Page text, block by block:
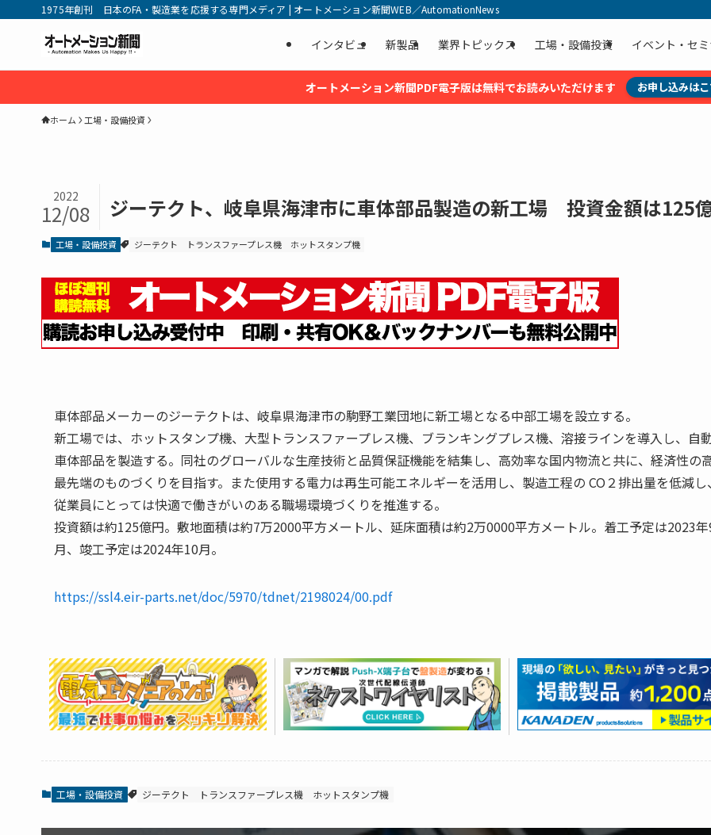
1975年創刊 日本のFA・製造業を応援する専門メディア | オートメーション新聞WEB／AutomationNews
インタビュ 新製品 業界トピックス 工場・設備投資 イベント・セ
オートメーション新聞PDF電子版は無料でお読みいただけます お申し込みは
ホーム 工場・設備投資
ジーテクト、岐阜県海津市に車体部品製造の新工場 投資金額は125
2022
12/08
工場・設備投資 ジーテクト トランスファープレス機 ホットスタンプ機
車体部品メーカーのジーテクトは、岐阜県海津市の駒野工業団地に新工場となる中部工場を設立する。
新工場では、ホットスタンプ機、大型トランスファープレス機、ブランキングプレス機、溶接ラインを導入し、自
車体部品を製造する。同社のグローバルな生産技術と品質保証機能を結集し、高効率な国内物流と共に、経済性の
最先端のものづくりを目指す。また使用する電力は再生可能エネルギーを活用し、製造工程の CO２排出量を低減し
従業員にとっては快適で働きがいのある職場環境づくりを推進する。
投資額は約125億円。敷地面積は約7万2000平方メートル、延床面積は約2万0000平方メートル。着工予定は2023
月、竣工予定は2024年10月。
https://ssl4.eir-parts.net/doc/5970/tdnet/2198024/00.pdf
工場・設備投資 ジーテクト トランスファープレス機 ホットスタンプ機